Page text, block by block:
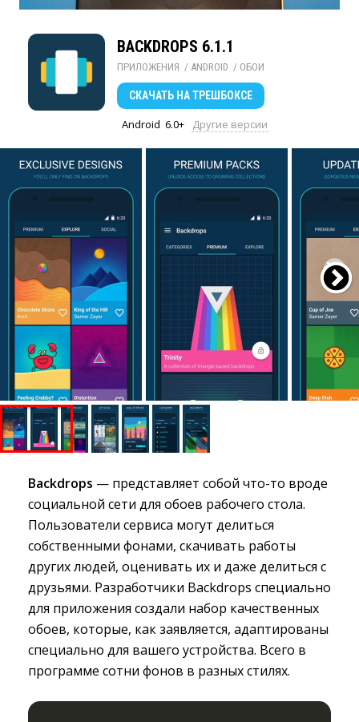
BACKDROPS 6.1.1
ПРИЛОЖЕНИЯ / ANDROID / ОБОИ
СКАЧАТЬ НА ТРЕШБОКСЕ
Android 6.0+ Другие версии
Backdrops — представляет собой что-то вроде
социальной сети для обоев рабочего стола.
Пользователи сервиса могут делиться
собственными фонами, скачивать работы
других людей, оценивать их и даже делиться с
друзьями. Разработчики Backdrops специально
для приложения создали набор качественных
обоев, которые, как заявляется, адаптированы
специально для вашего устройства. Всего в
программе сотни фонов в разных стилях.